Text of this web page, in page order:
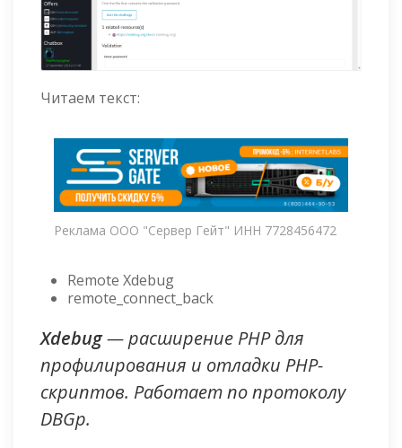
Читаем текст:
Реклама ООО "Сервер Гейт" ИНН 7728456472
Remote Xdebug
remote_connect_back
Xdebug— расширение PHP для
профилирования и отладки PHP-
скриптов. Работает по протоколу
DBGp.